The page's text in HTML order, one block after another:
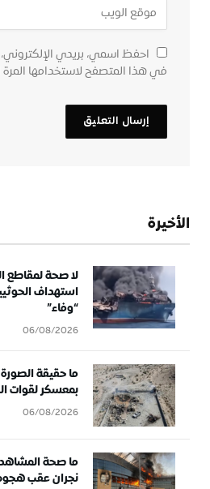
احفظ اسمي، بريدي
في هذا المتصفح لاستخدامها
الأخيرة
لا صحة لمقاطع
استهداف
“وفاء”
06/08/2026
ما حقيقة الصورة
بمعسكر لقوات
06/08/2026
ما صحة
نجران عقب